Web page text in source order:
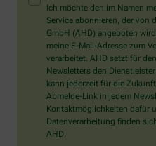
Mensch?
Dann
wählen
Sie
bitte
den
Schlüssel.
Ich möchte den im Namen
Service abonnieren, der von
GmbH (AHD) angeboten
meine E-Mail-Adresse zum
verarbeitet. AHD setzt für
Newsletters den
kann jederzeit für die
Abmelde-Link in jedem
Kontaktmöglichkeiten dafür
Datenverarbeitung finden
AHD.